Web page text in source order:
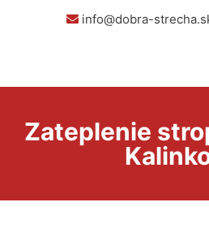
info@dobra-
Zateplenie